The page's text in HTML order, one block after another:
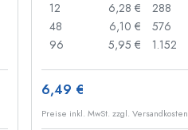
12
6,28 €
48
6,10 €
96
5,95 €
288
576
1.152
6,49 €
Preise inkl. MwSt. zzgl. Versandkosten